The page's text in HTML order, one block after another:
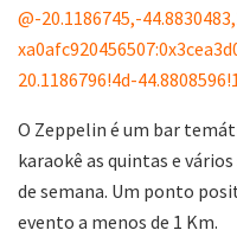
@-20.1186745,-
20.1186796!4d-
O Zeppelin é um bar
karaokê as quintas e
de semana. Um ponto
evento a menos de 1 Km.